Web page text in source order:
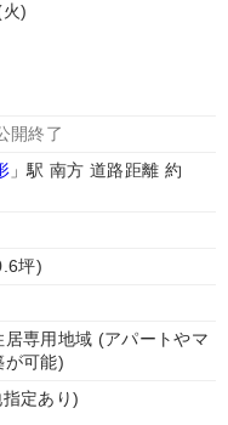
)
開終了
」駅 南方 道路距離 約
坪)
専用地域 (アパートやマ
が可能)
定あり)